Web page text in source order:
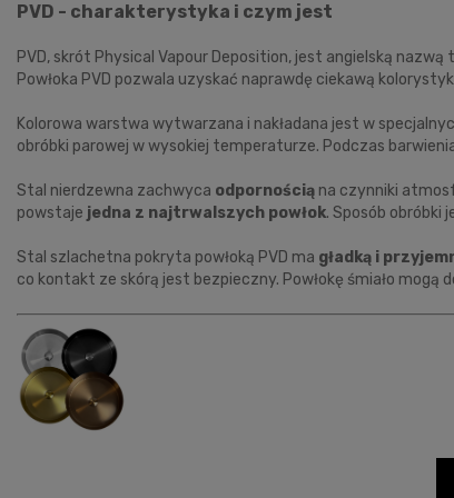
PVD - charakterystyka i czym jest
PVD, skrót Physical Vapour Deposition, jest angielską
Powłoka PVD pozwala uzyskać naprawdę ciekawą
Kolorowa warstwa wytwarzana i nakładana jest w
obróbki parowej w wysokiej temperaturze. Podczas
Stal nierdzewna zachwyca odpornością na czynniki
powstaje jedna z najtrwalszych powłok. Sposób obróbki
Stal szlachetna pokryta powłoką PVD ma gładką i
co kontakt ze skórą jest bezpieczny. Powłokę śmiało mogą